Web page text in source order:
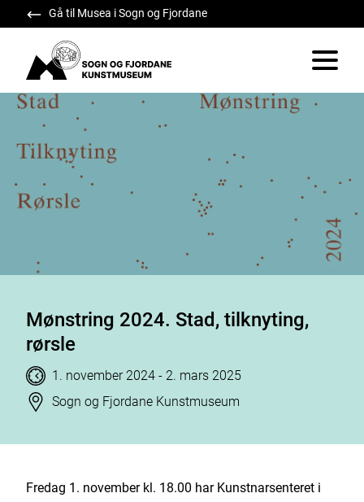
Gå til Musea i Sogn og Fjordane
Sogn og Fjordane Kunstmuseum
Vis/skjul
Mønstring 2024. Stad, tilknyting,
rørsle
Tidspunkt
1. november 2024 til
- 2. mars 2025
Stad
Sogn og Fjordane Kunstmuseum
Fredag 1. november kl. 18.00 har Kunstnarsenteret i